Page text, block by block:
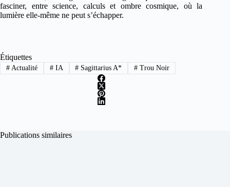
fasciner, entre science, calculs et ombre cosmique, où la
lumière elle-même ne peut s’échapper.
Étiquettes
#Actualité #IA # Sagittarius A* # Trou Noir
Publications similaires